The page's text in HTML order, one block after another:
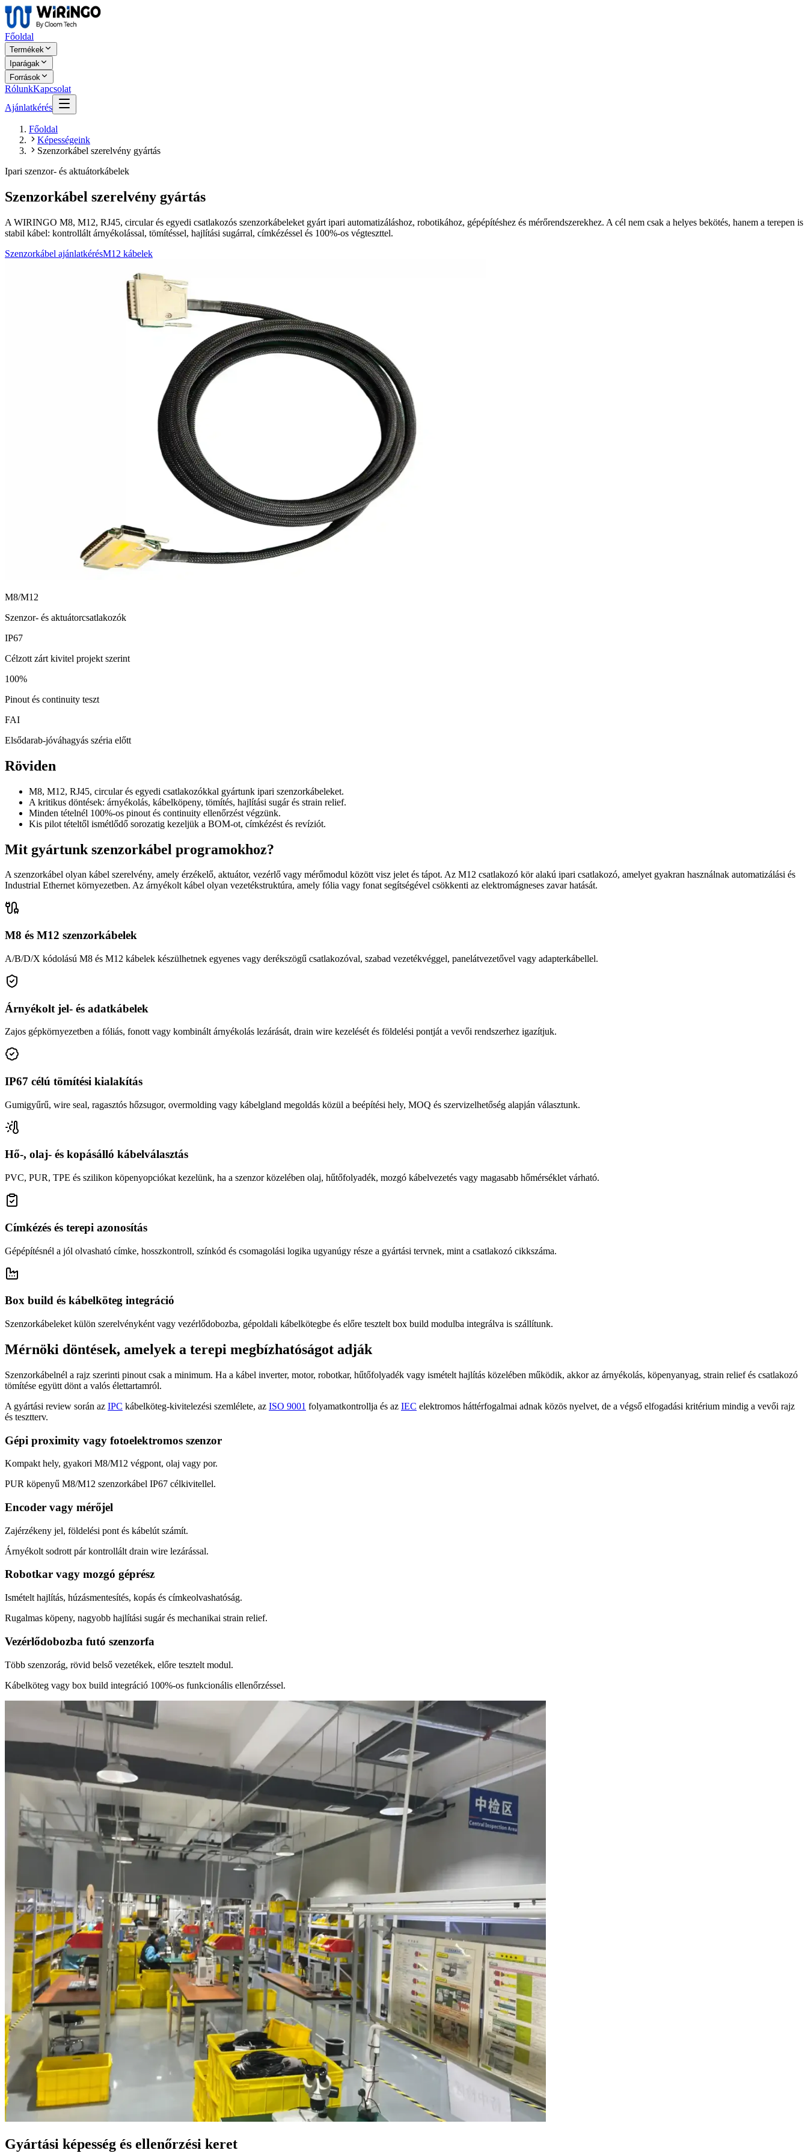
Főoldal
Termékek
Iparágak
Források
RólunkKapcsolat
Ajánlatkérés
Főoldal
Képességeink
Szenzorkábel szerelvény gyártás
Ipari szenzor- és aktuátorkábelek
Szenzorkábel szerelvény gyártás
A WIRINGO M8, M12, RJ45, circular és egyedi csatlakozós szenzorkábeleket gyárt ipari automatizáláshoz, robotikához, gépépítéshez és mérőrendszerekhez. A cél nem csak a helyes bekötés, hanem a terepen is
stabil kábel: kontrollált árnyékolással, tömítéssel, hajlítási sugárral, címkézéssel és 100%-os végteszttel.
Szenzorkábel ajánlatkérésM12 kábelek
M8/M12
Szenzor- és aktuátorcsatlakozók
IP67
Célzott zárt kivitel projekt szerint
100%
Pinout és continuity teszt
FAI
Elsődarab-jóváhagyás széria előtt
Röviden
M8, M12, RJ45, circular és egyedi csatlakozókkal gyártunk ipari szenzorkábeleket.
A kritikus döntések: árnyékolás, kábelköpeny, tömítés, hajlítási sugár és strain relief.
Minden tételnél 100%-os pinout és continuity ellenőrzést végzünk.
Kis pilot tételtől ismétlődő sorozatig kezeljük a BOM-ot, címkézést és revíziót.
Mit gyártunk szenzorkábel programokhoz?
A szenzorkábel olyan kábel szerelvény, amely érzékelő, aktuátor, vezérlő vagy mérőmodul között visz jelet és tápot. Az M12 csatlakozó kör alakú ipari csatlakozó, amelyet gyakran használnak automatizálási és
Industrial Ethernet környezetben. Az árnyékolt kábel olyan vezetékstruktúra, amely fólia vagy fonat segítségével csökkenti az elektromágneses zavar hatását.
M8 és M12 szenzorkábelek
A/B/D/X kódolású M8 és M12 kábelek készülhetnek egyenes vagy derékszögű csatlakozóval, szabad vezetékvéggel, panelátvezetővel vagy adapterkábellel.
Árnyékolt jel- és adatkábelek
Zajos gépkörnyezetben a fóliás, fonott vagy kombinált árnyékolás lezárását, drain wire kezelését és földelési pontját a vevői rendszerhez igazítjuk.
IP67 célú tömítési kialakítás
Gumigyűrű, wire seal, ragasztós hőzsugor, overmolding vagy kábelgland megoldás közül a beépítési hely, MOQ és szervizelhetőség alapján választunk.
Hő-, olaj- és kopásálló kábelválasztás
PVC, PUR, TPE és szilikon köpenyopciókat kezelünk, ha a szenzor közelében olaj, hűtőfolyadék, mozgó kábelvezetés vagy magasabb hőmérséklet várható.
Címkézés és terepi azonosítás
Gépépítésnél a jól olvasható címke, hosszkontroll, színkód és csomagolási logika ugyanúgy része a gyártási tervnek, mint a csatlakozó cikkszáma.
Box build és kábelköteg integráció
Szenzorkábeleket külön szerelvényként vagy vezérlődobozba, gépoldali kábelkötegbe és előre tesztelt box build modulba integrálva is szállítunk.
Mérnöki döntések, amelyek a terepi megbízhatóságot adják
Szenzorkábelnél a rajz szerinti pinout csak a minimum. Ha a kábel inverter, motor, robotkar, hűtőfolyadék vagy ismételt hajlítás közelében működik, akkor az árnyékolás, köpenyanyag, strain relief és csatlakozó
tömítése együtt dönt a valós élettartamról.
A gyártási review során az IPC kábelköteg-kivitelezési szemlélete, az ISO 9001 folyamatkontrollja és az IEC elektromos háttérfogalmai adnak közös nyelvet, de a végső elfogadási kritérium mindig a vevői rajz
és tesztterv.
Gépi proximity vagy fotoelektromos szenzor
Kompakt hely, gyakori M8/M12 végpont, olaj vagy por.
PUR köpenyű M8/M12 szenzorkábel IP67 célkivitellel.
Encoder vagy mérőjel
Zajérzékeny jel, földelési pont és kábelút számít.
Árnyékolt sodrott pár kontrollált drain wire lezárással.
Robotkar vagy mozgó géprész
Ismételt hajlítás, húzásmentesítés, kopás és címkeolvashatóság.
Rugalmas köpeny, nagyobb hajlítási sugár és mechanikai strain relief.
Vezérlődobozba futó szenzorfa
Több szenzorág, rövid belső vezetékek, előre tesztelt modul.
Kábelköteg vagy box build integráció 100%-os funkcionális ellenőrzéssel.
Gyártási képesség és ellenőrzési keret